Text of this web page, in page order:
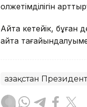
қолжетімділігін
Айта кетейік,
қайта
Қазақстан